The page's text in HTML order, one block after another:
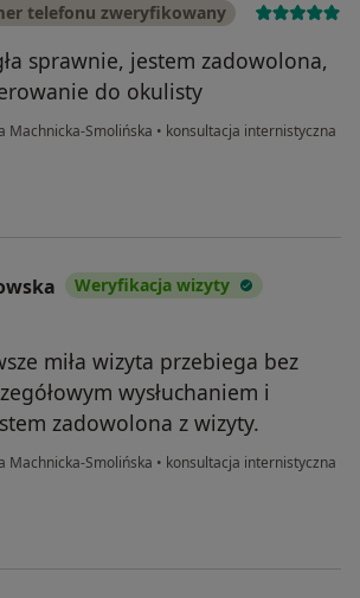
telefonu zweryfikowany
sprawnie, jestem zadowolona,
do okulisty
Machnicka-Smolińska • konsultacja internistyczna
Weryfikacja wizyty
miła wizyta przebiega bez
wysłuchaniem i
zadowolona z wizyty.
Machnicka-Smolińska • konsultacja internistyczna
Sokołowska